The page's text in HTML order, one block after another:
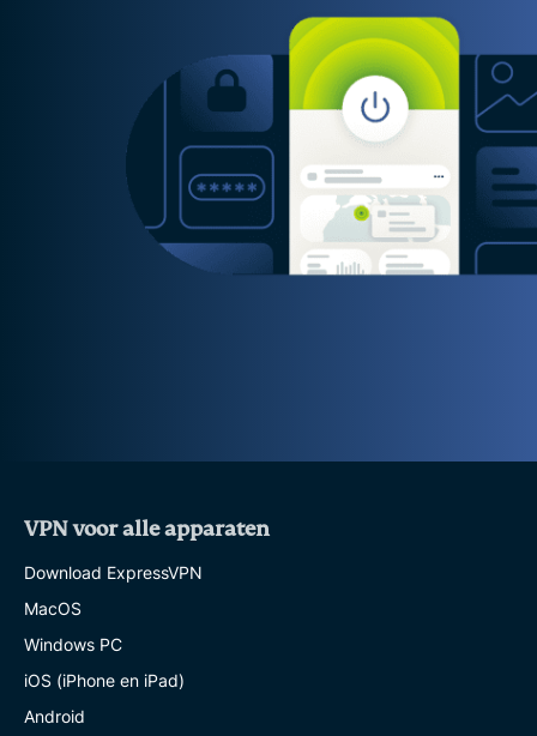
VPN voor alle apparaten
Download ExpressVPN
MacOS
Windows PC
iOS (iPhone en iPad)
Android